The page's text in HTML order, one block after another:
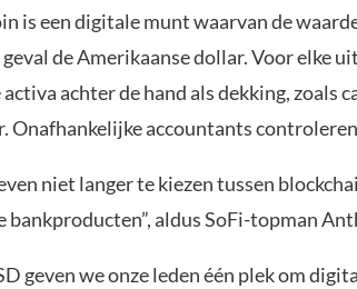
is een digitale munt waarvan de
de Amerikaanse dollar. Voor elke
achter de hand als dekking, zoals
Onafhankelijke accountants
niet langer te kiezen tussen
bankproducten”, aldus SoFi-topman
geven we onze leden één plek om